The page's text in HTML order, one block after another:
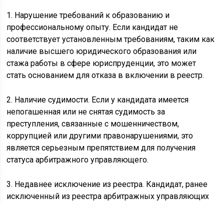
1. Нарушение требований к образованию и
профессиональному опыту. Если кандидат не
соответствует установленным требованиям, таким как
наличие высшего юридического образования или
стажа работы в сфере юриспруденции, это может
стать основанием для отказа в включении в реестр.
2. Наличие судимости. Если у кандидата имеется
непогашенная или не снятая судимость за
преступления, связанные с мошенничеством,
коррупцией или другими правонарушениями, это
является серьезным препятствием для получения
статуса арбитражного управляющего.
3. Недавнее исключение из реестра. Кандидат, ранее
исключенный из реестра арбитражных управляющих